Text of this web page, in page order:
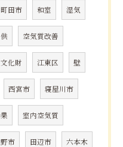
町田市 和室 湿気
空気質改善
文化財 江東区 壁
西宮市 寝屋川市
室内空気質
市 田辺市 六本木